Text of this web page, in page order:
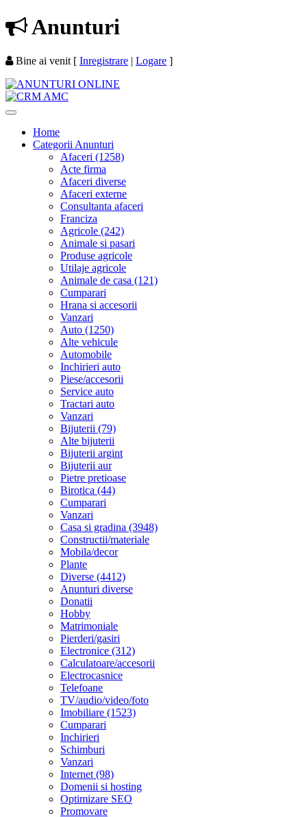
Anunturi
Bine ai venit [ Inregistrare | Logare ]
Home
Categorii Anunturi
Afaceri (1258)
Acte firma
Afaceri diverse
Afaceri externe
Consultanta afaceri
Franciza
Agricole (242)
Animale si pasari
Produse agricole
Utilaje agricole
Animale de casa (121)
Cumparari
Hrana si accesorii
Vanzari
Auto (1250)
Alte vehicule
Automobile
Inchirieri auto
Piese/accesorii
Service auto
Tractari auto
Vanzari
Bijuterii (79)
Alte bijuterii
Bijuterii argint
Bijuterii aur
Pietre pretioase
Birotica (44)
Cumparari
Vanzari
Casa si gradina (3948)
Constructii/materiale
Mobila/decor
Plante
Diverse (4412)
Anunturi diverse
Donatii
Hobby
Matrimoniale
Pierderi/gasiri
Electronice (312)
Calculatoare/accesorii
Electrocasnice
Telefoane
TV/audio/video/foto
Imobiliare (1523)
Cumparari
Inchirieri
Schimburi
Vanzari
Internet (98)
Domenii si hosting
Optimizare SEO
Promovare